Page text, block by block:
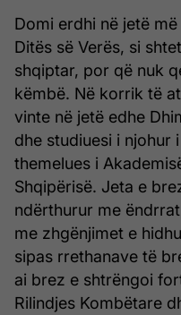
Domi erdhi në jetë
Ditës së Verës, si
shqiptar, por që nuk
këmbë. Në korrik të
vinte në jetë edhe
dhe studiuesi i njohur
themelues i
Shqipërisë. Jeta e
ndërthurur me
me zhgënjimet e
sipas rrethanave të
ai brez e shtrëngoi
Rilindjes Kombëtare